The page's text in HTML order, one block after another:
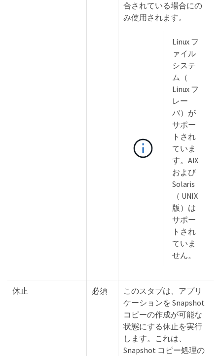
合されている場合にの
み使用されます。
Linux フ
ァイル
システ
ム（
Linux フ
レー
バ）が
サポー
トされ
ていま
す。AIX
および
Solaris
（ UNIX
版）は
サポー
トされ
ていま
せん。
休止 必須
このスタブは、アプリ
ケーションを Snapshot
コピーの作成が可能な
状態にする休止を実行
します。これは、
Snapshot コピー処理の